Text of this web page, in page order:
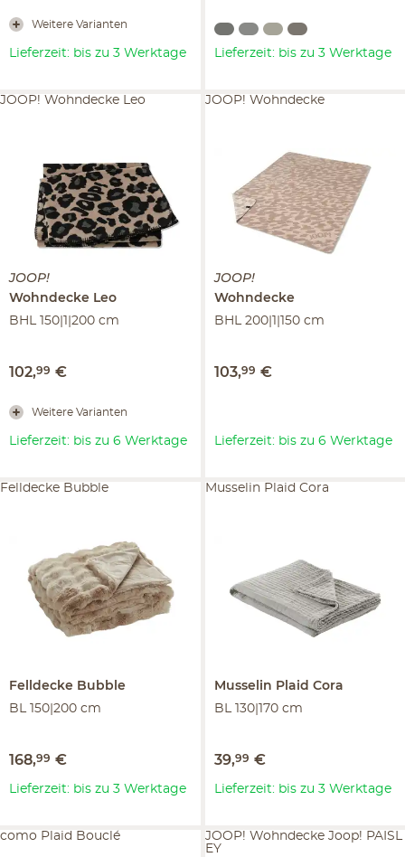
Weitere Varianten
Lieferzeit: bis zu 3 Werktage Lieferzeit: bis zu 3 Werktage
JOOP!
Wohndecke Leo
BHL 150|1|200 cm
102,99 €
JOOP! Wohndecke Leo
Weitere Varianten
Lieferzeit: bis zu 6 Werktage
JOOP!
Wohndecke
BHL 200|1|150 cm
103,99 €
JOOP! Wohndecke
Lieferzeit: bis zu 6 Werktage
Felldecke Bubble
BL 150|200 cm
168,99 €
Felldecke Bubble
Lieferzeit: bis zu 3 Werktage
Musselin Plaid Cora
BL 130|170 cm
39,99 €
Musselin Plaid Cora
Lieferzeit: bis zu 3 Werktage
como Plaid Bouclé
JOOP! Wohndecke Joop! PAISL
EY